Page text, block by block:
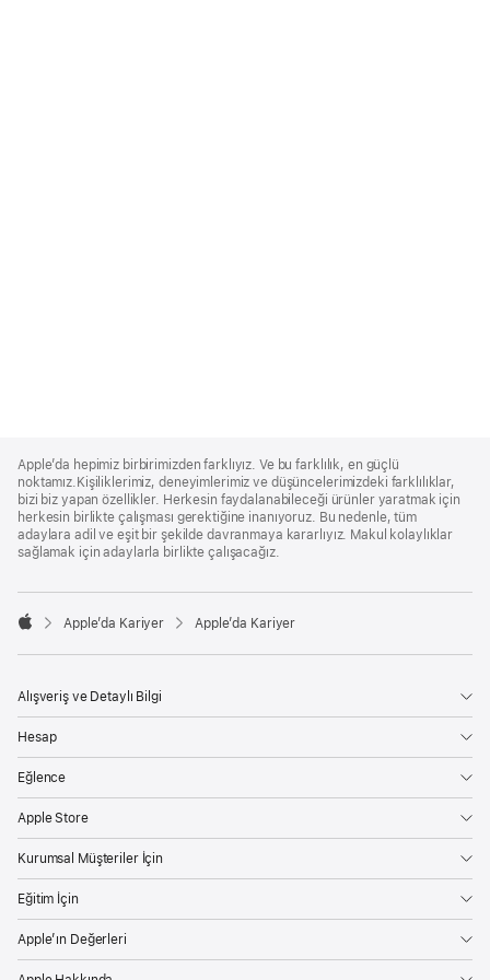
Footer
Apple’da hepimiz birbirimizden farklıyız. Ve bu farklılık, en güçlü
noktamız.Kişiliklerimiz, deneyimlerimiz ve düşüncelerimizdeki farklılıklar,
bizi biz yapan özellikler. Herkesin faydalanabileceği ürünler yaratmak için
herkesin birlikte çalışması gerektiğine inanıyoruz. Bu nedenle, tüm
adaylara adil ve eşit bir şekilde davranmaya kararlıyız. Makul kolaylıklar
sağlamak için adaylarla birlikte çalışacağız.

Apple’da Kariyer Apple’da Kariyer
Alışveriş ve Detaylı Bilgi
Hesap
Eğlence
Apple Store
Kurumsal Müşteriler İçin
Eğitim İçin
Apple’ın Değerleri